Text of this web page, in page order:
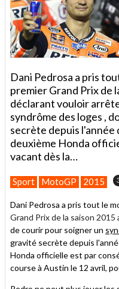
Dani Pedrosa a pris
premier Grand Prix de
déclarant vouloir
syndrôme des loges ,
secrète depuis l'année
deuxième Honda
vacant dès la…
Sport MotoGP 2015
Dani Pedrosa a pris tout le
Grand Prix de la saison 2015
de courir pour soigner un
gravité secrète depuis
Honda officielle est par
course à Austin le 12 avril,